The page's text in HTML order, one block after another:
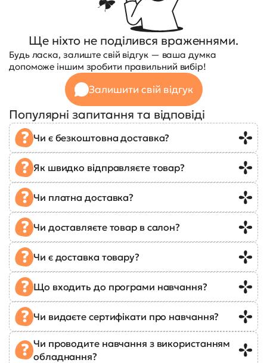
Ще ніхто не поділився враженнями.
Будь ласка, залиште свій відгук — ваша думка
допоможе іншим зробити правильний вибір!
Залишити свій відгук
Популярні запитання та відповіді
Чи є безкоштовна доставка?
Як швидко відправляєте товар?
Чи платна доставка?
Чи доставляєте товар в салон?
Чи є доставка товару?
Що входить до програми навчання?
Чи видаєте сертифікати про навчання?
Чи проводите навчання з використанням
обладнання?